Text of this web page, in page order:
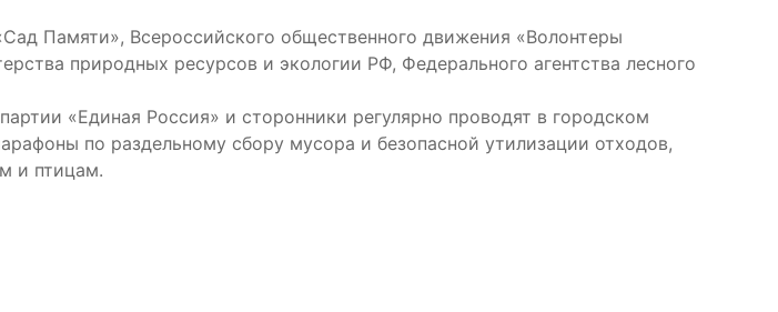
Памяти», Всероссийского общественного движения «Волонтеры
природных ресурсов и экологии РФ, Федерального агентства лесного
«Единая Россия» и сторонники регулярно проводят в городском
по раздельному сбору мусора и безопасной утилизации отходов,
и птицам.